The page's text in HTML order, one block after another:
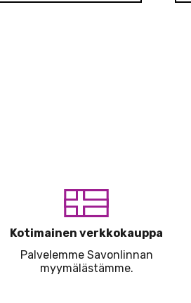
Kotimainen verkkokauppa
Palvelemme Savonlinnan
myymälästämme.